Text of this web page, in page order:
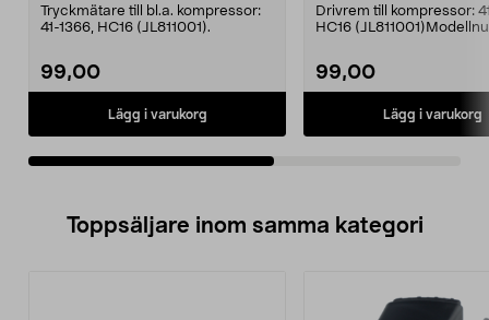
Tryckmätare till bl.a. kompressor:
41-1366, HC16 (JL811001).
99,00
Lägg i varukorg
Drivrem till kompressor:
HC16
99,00
Lägg i varukorg
Toppsäljare inom samma kategori